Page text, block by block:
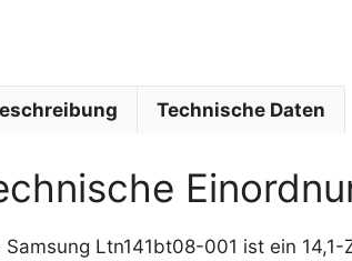
Technische Daten
Samsung Ltn141bt08-001 ist ein